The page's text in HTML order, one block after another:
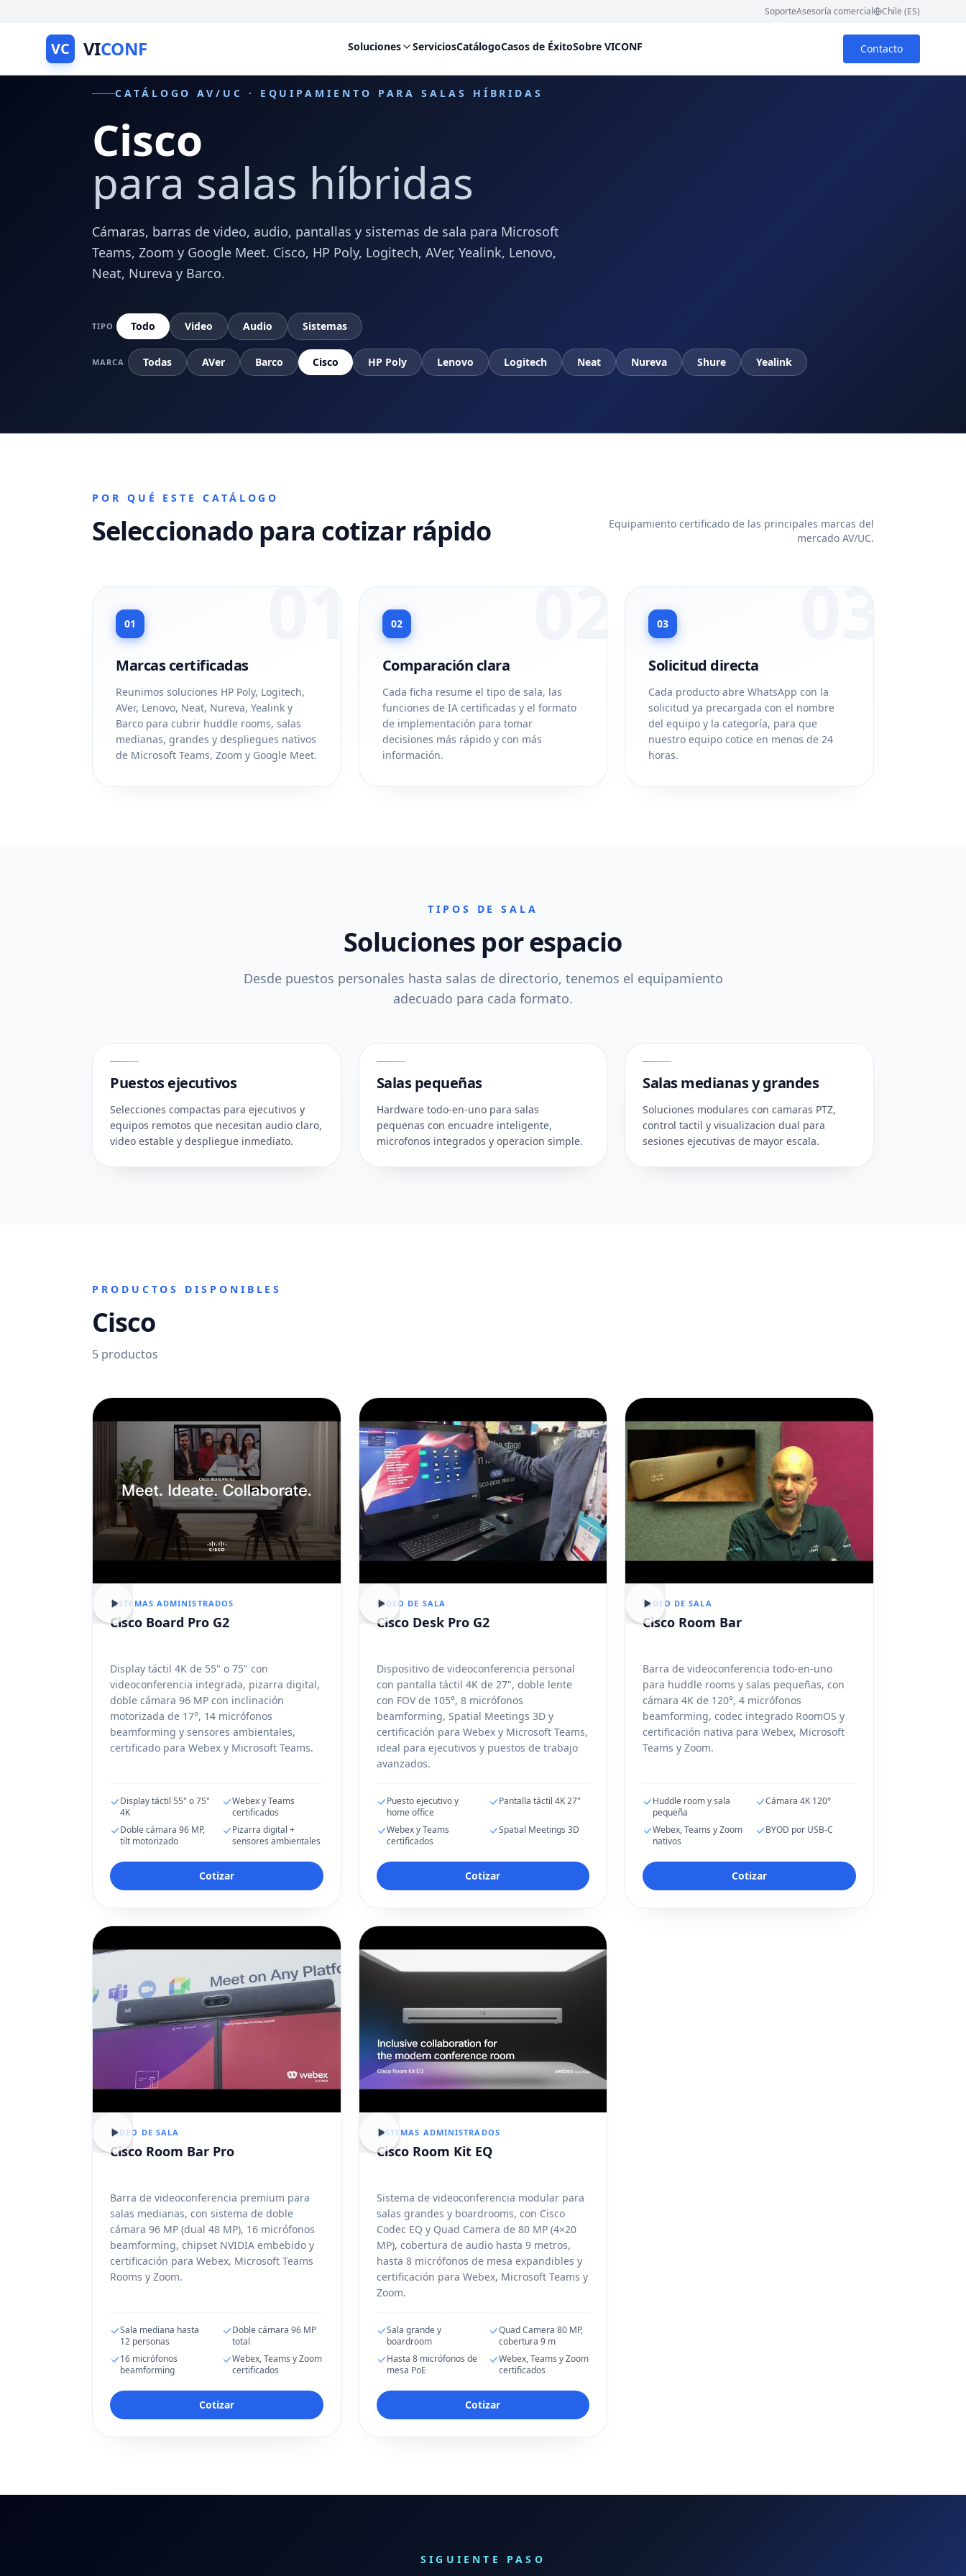
SoporteAsesoría comercial Chile (ES)
VC VICONF Soluciones ServiciosCatálogoCasos de ÉxitoSobre VICONF Contacto
CATÁLOGO AV/UC · EQUIPAMIENTO PARA SALAS HÍBRIDAS
Cisco
para salas híbridas
Cámaras, barras de video, audio, pantallas y sistemas de sala para Microsoft
Teams, Zoom y Google Meet. Cisco, HP Poly, Logitech, AVer, Yealink, Lenovo,
Neat, Nureva y Barco.
TIPO Todo Video Audio Sistemas
MARCA Todas AVer Barco Cisco HP Poly Lenovo Logitech Neat Nureva Shure Yealink
POR QUÉ ESTE CATÁLOGO
Seleccionado para cotizar rápido
Equipamiento certificado de las principales marcas del
mercado AV/UC.
01
01
Marcas certificadas
Reunimos soluciones HP Poly, Logitech,
AVer, Lenovo, Neat, Nureva, Yealink y
Barco para cubrir huddle rooms, salas
medianas, grandes y despliegues nativos
de Microsoft Teams, Zoom y Google Meet.
02
02
Comparación clara
Cada ficha resume el tipo de sala, las
funciones de IA certificadas y el formato
de implementación para tomar
decisiones más rápido y con más
información.
03
03
Solicitud directa
Cada producto abre WhatsApp con la
solicitud ya precargada con el nombre
del equipo y la categoría, para que
nuestro equipo cotice en menos de 24
horas.
TIPOS DE SALA
Soluciones por espacio
Desde puestos personales hasta salas de directorio, tenemos el equipamiento
adecuado para cada formato.
Puestos ejecutivos
Selecciones compactas para ejecutivos y
equipos remotos que necesitan audio claro,
video estable y despliegue inmediato.
Salas pequeñas
Hardware todo-en-uno para salas
pequenas con encuadre inteligente,
microfonos integrados y operacion simple.
Salas medianas y grandes
Soluciones modulares con camaras PTZ,
control tactil y visualizacion dual para
sesiones ejecutivas de mayor escala.
PRODUCTOS DISPONIBLES
Cisco
5 productos
SISTEMAS ADMINISTRADOS
Cisco Board Pro G2
Display táctil 4K de 55" o 75" con
videoconferencia integrada, pizarra digital,
doble cámara 96 MP con inclinación
motorizada de 17°, 14 micrófonos
beamforming y sensores ambientales,
certificado para Webex y Microsoft Teams.
Display táctil 55" o 75"
4K
Webex y Teams
certificados
Doble cámara 96 MP,
tilt motorizado
Pizarra digital +
sensores ambientales
Cotizar
VIDEO DE SALA
Cisco Desk Pro G2
Dispositivo de videoconferencia personal
con pantalla táctil 4K de 27", doble lente
con FOV de 105°, 8 micrófonos
beamforming, Spatial Meetings 3D y
certificación para Webex y Microsoft Teams,
ideal para ejecutivos y puestos de trabajo
avanzados.
Puesto ejecutivo y
home office
Pantalla táctil 4K 27"
Webex y Teams
certificados
Spatial Meetings 3D
Cotizar
VIDEO DE SALA
Cisco Room Bar
Barra de videoconferencia todo-en-uno
para huddle rooms y salas pequeñas, con
cámara 4K de 120°, 4 micrófonos
beamforming, codec integrado RoomOS y
certificación nativa para Webex, Microsoft
Teams y Zoom.
Huddle room y sala
pequeña
Cámara 4K 120°
Webex, Teams y Zoom
nativos
BYOD por USB-C
Cotizar
VIDEO DE SALA
Cisco Room Bar Pro
Barra de videoconferencia premium para
salas medianas, con sistema de doble
cámara 96 MP (dual 48 MP), 16 micrófonos
beamforming, chipset NVIDIA embebido y
certificación para Webex, Microsoft Teams
Rooms y Zoom.
Sala mediana hasta
12 personas
Doble cámara 96 MP
total
16 micrófonos
beamforming
Webex, Teams y Zoom
certificados
Cotizar
SISTEMAS ADMINISTRADOS
Cisco Room Kit EQ
Sistema de videoconferencia modular para
salas grandes y boardrooms, con Cisco
Codec EQ y Quad Camera de 80 MP (4×20
MP), cobertura de audio hasta 9 metros,
hasta 8 micrófonos de mesa expandibles y
certificación para Webex, Microsoft Teams y
Zoom.
Sala grande y
boardroom
Quad Camera 80 MP,
cobertura 9 m
Hasta 8 micrófonos de
mesa PoE
Webex, Teams y Zoom
certificados
Cotizar
SIGUIENTE PASO